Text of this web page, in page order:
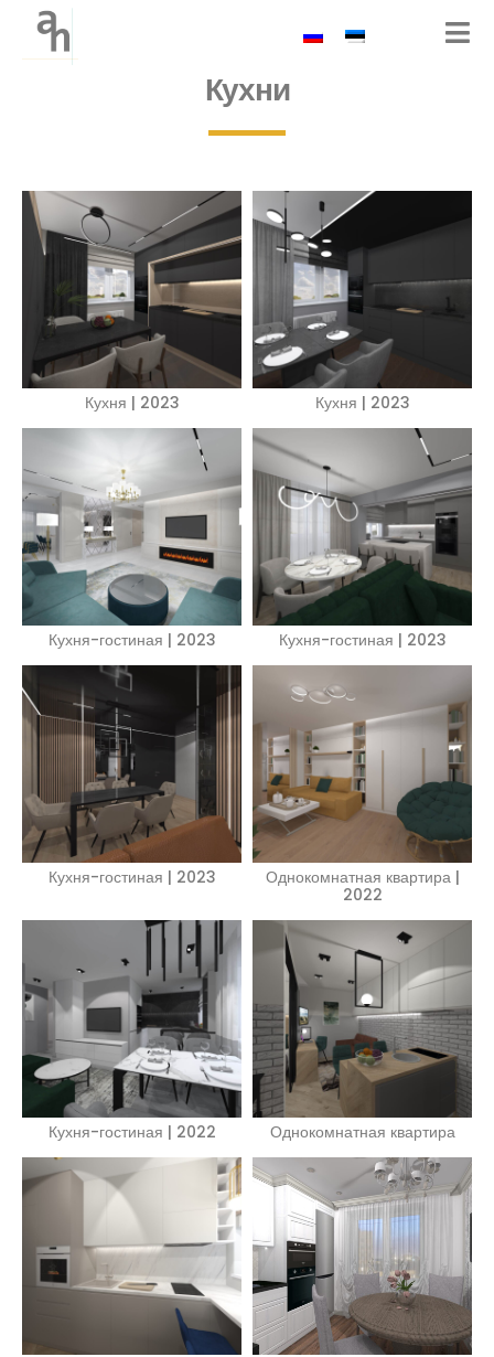
Кухни
Кухня | 2023 Кухня | 2023
Кухня-гостиная | 2023 Кухня-гостиная | 2023
Кухня-гостиная | 2023
Однокомнатная квартира |
2022
Кухня-гостиная | 2022 Однокомнатная квартира